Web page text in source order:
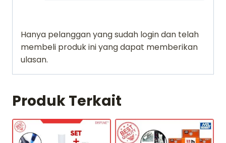
Hanya pelanggan yang sudah login dan telah
membeli produk ini yang dapat memberikan
ulasan.
Produk Terkait